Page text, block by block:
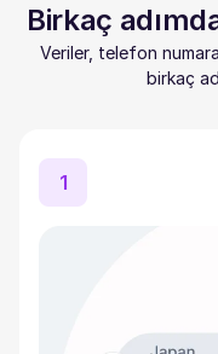
Birkaç
Veriler, telefon
birkaç
1